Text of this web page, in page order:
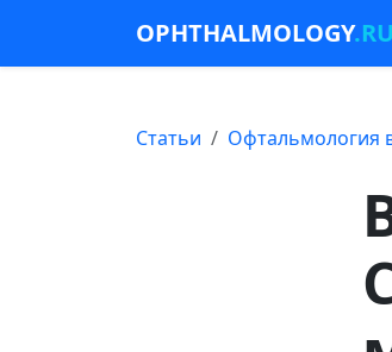
OPHTHALMOLOGY.RU
Статьи Офтальмология